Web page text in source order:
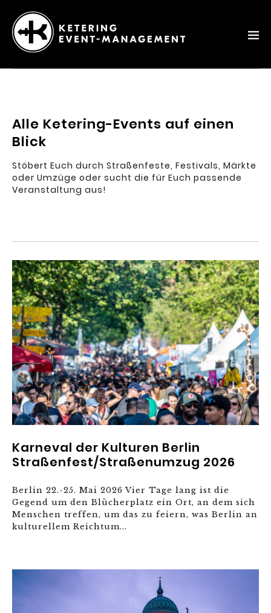
Ketering
Alle Ketering-Events auf einen
Blick
Stöbert Euch durch Straßenfeste, Festivals, Märkte
oder Umzüge oder sucht die für Euch passende
Veranstaltung aus!
Karneval der Kulturen Berlin
Straßenfest/Straßenumzug 2026
Berlin 22.-25. Mai 2026 Vier Tage lang ist die
Gegend um den Blücherplatz ein Ort, an dem sich
Menschen treffen, um das zu feiern, was Berlin an
kulturellem Reichtum...